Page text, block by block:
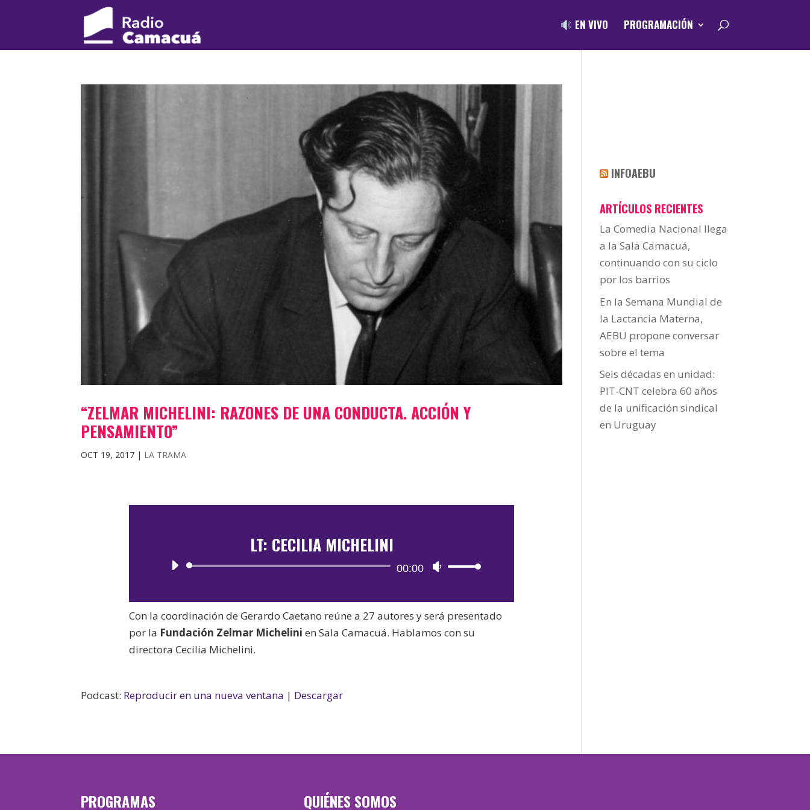
EN VIVO PROGRAMACIÓN
“ZELMAR MICHELINI: RAZONES DE UNA CONDUCTA. ACCIÓN Y
PENSAMIENTO”
OCT 19, 2017 | LA TRAMA
LT: CECILIA MICHELINI
Reproductor
audio
00:00
Utiliza
teclas
de
flecha
volumen.
Con la coordinación de Gerardo Caetano reúne a 27 autores y será presentado
por la Fundación Zelmar Michelini en Sala Camacuá. Hablamos con su
directora Cecilia Michelini.
Podcast: Reproducir en una nueva ventana | Descargar
INFOAEBU
ARTÍCULOS RECIENTES
La Comedia Nacional llega
a la Sala Camacuá,
continuando con su ciclo
por los barrios
En la Semana Mundial de
la Lactancia Materna,
AEBU propone conversar
sobre el tema
Seis décadas en unidad:
PIT-CNT celebra 60 años
de la unificación sindical
en Uruguay
PROGRAMAS QUIÉNES SOMOS